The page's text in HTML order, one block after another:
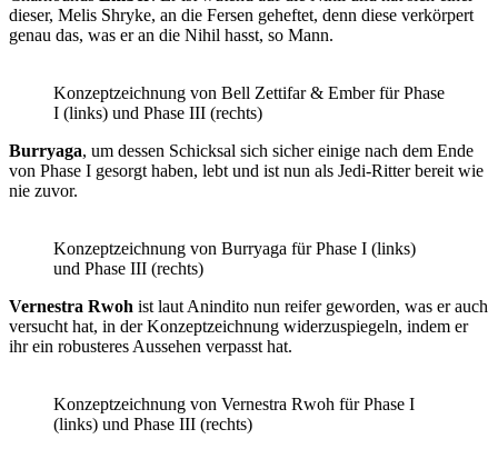
dieser, Melis Shryke, an die Fersen geheftet, denn diese verkörpert
genau das, was er an die Nihil hasst, so Mann.
Konzeptzeichnung von Bell Zettifar & Ember für Phase
I (links) und Phase III (rechts)
Burryaga, um dessen Schicksal sich sicher einige nach dem Ende
von Phase I gesorgt haben, lebt und ist nun als Jedi-Ritter bereit wie
nie zuvor.
Konzeptzeichnung von Burryaga für Phase I (links)
und Phase III (rechts)
Vernestra Rwoh ist laut Anindito nun reifer geworden, was er auch
versucht hat, in der Konzeptzeichnung widerzuspiegeln, indem er
ihr ein robusteres Aussehen verpasst hat.
Konzeptzeichnung von Vernestra Rwoh für Phase I
(links) und Phase III (rechts)